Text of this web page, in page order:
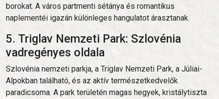
borokat. A város partmenti sétánya és romantikus
naplementéi igazán különleges hangulatot árasztanak.
5. Triglav Nemzeti Park: Szlovénia
vadregényes oldala
Szlovénia nemzeti parkja, a Triglav Nemzeti Park, a Júliai-
Alpokban található, és az aktív természetkedvelők
paradicsoma. A park területén magas hegyek, kristálytiszta